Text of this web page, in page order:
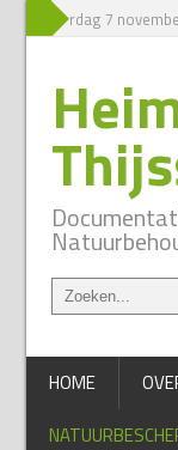
zaterdag 7
HOME